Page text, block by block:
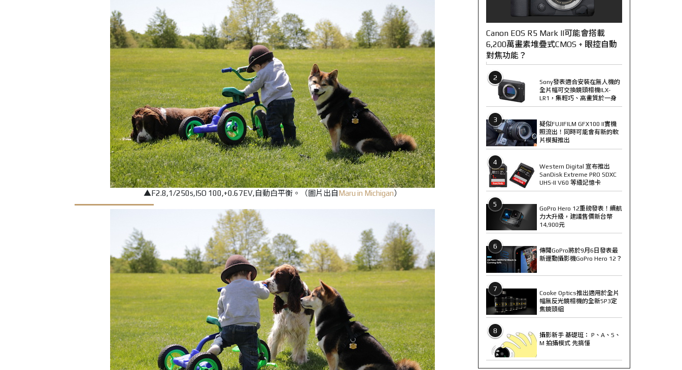
▲F2.8,1/250s,ISO 100,+0.67EV,自動白平衡。（圖片出自Maru in Michigan）
Canon EOS R5 Mark II可能會搭載
6,200萬畫素堆疊式CMOS + 眼控自動
對焦功能？
2
Sony發表適合安裝在無人機的
全片幅可交換鏡頭相機ILX-
LR1，集輕巧、高畫質於一身
3
疑似FUJIFILM GFX100 II實機
照流出！同時可能會有新的軟
片模擬推出
4
Western Digital 宣布推出
SanDisk Extreme PRO SDXC
UHS-II V60 等級記憶卡
5
GoPro Hero 12重磅發表！續航
力大升級，建議售價新台幣
14,900元
6
傳聞GoPro將於9月6日發表最
新運動攝影機GoPro Hero 12？
7
Cooke Optics推出適用於全片
幅無反光鏡相機的全新SP3定
焦鏡頭組
8
攝影新手 基礎班： P、A、S、
M 拍攝模式 先搞懂